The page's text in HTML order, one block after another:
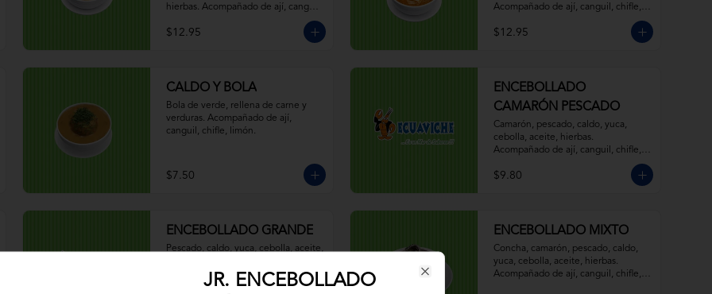
hierbas. Acompañado de ají, canguil,
$12.95
Acompañado de ají, canguil, chifle,
$12.95
CALDO Y BOLA
Bola de verde, rellena de carne y
verduras. Acompañado de ají,
canguil, chifle, limón.
$7.50
ENCEBOLLADO
CAMARÓN PESCADO
Camarón, pescado, caldo, yuca,
cebolla, aceite, hierbas.
Acompañado de ají, canguil, chifle,
$9.80
ENCEBOLLADO GRANDE
Pescado, caldo, yuca, cebolla, aceite,
chifle, limón y mostaza.
ENCEBOLLADO MIXTO
Concha, camarón, pescado, caldo,
yuca, cebolla, aceite, hierbas.
Acompañado de ají, canguil, chifle,
JR. ENCEBOLLADO
Close